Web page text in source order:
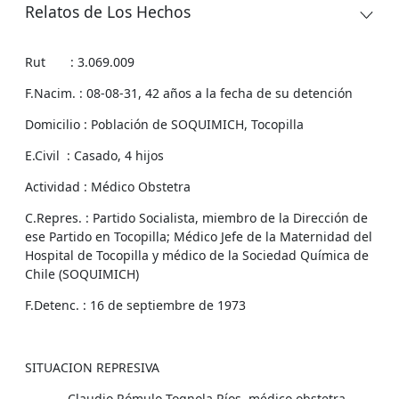
Relatos de Los Hechos
Rut : 3.069.009
F.Nacim. : 08-08-31, 42 años a la fecha de su detención
Domicilio : Población de SOQUIMICH, Tocopilla
E.Civil : Casado, 4 hijos
Actividad : Médico Obstetra
C.Repres. : Partido Socialista, miembro de la Dirección de
ese Partido en Tocopilla; Médico Jefe de la Maternidad del
Hospital de Tocopilla y médico de la Sociedad Química de
Chile (SOQUIMICH)
F.Detenc. : 16 de septiembre de 1973
SITUACION REPRESIVA